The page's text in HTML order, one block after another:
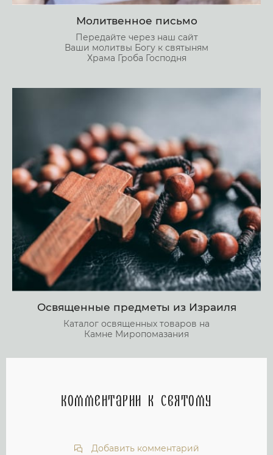
Молитвенное письмо
Передайте через наш сайт
Ваши молитвы Богу к святыням
Храма Гроба Господня
Освященные предметы из Израиля
Каталог освященных товаров на
Камне Миропомазания
Комментарии к святому
Добавить комментарий